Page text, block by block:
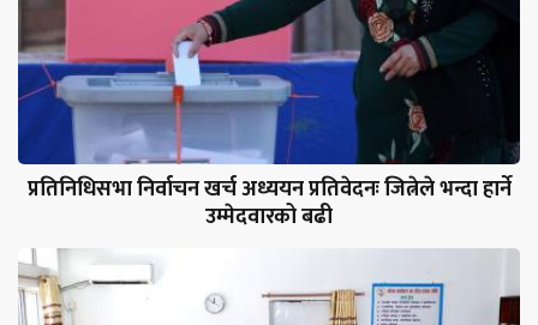
प्रतिनिधिसभा निर्वाचन खर्च अध्ययन प्रतिवेदनः जित्नेले भन्दा हार्ने
उम्मेदवारको बढी